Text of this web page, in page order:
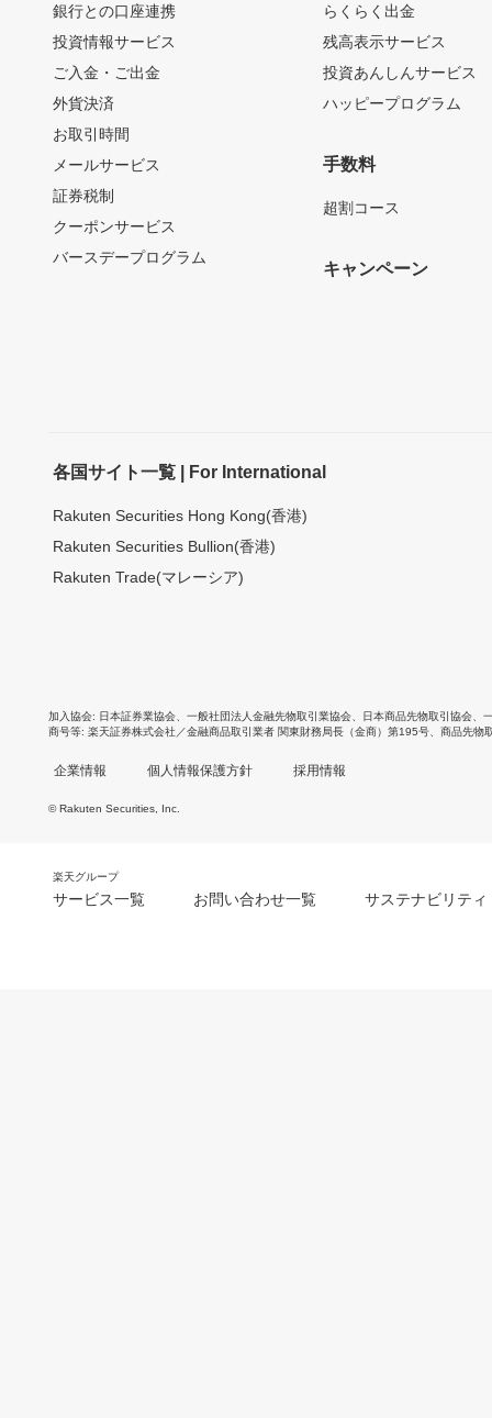
銀行との口座連携
投資情報サービス
ご入金・ご出金
外貨決済
お取引時間
メールサービス
証券税制
クーポンサービス
バースデープログラム
らくらく出金
残高表示サービス
投資あんしんサービス
ハッピープログラム
手数料
超割コース
キャンペーン
各国サイト一覧 | For International
Rakuten Securities Hong Kong(香港)
Rakuten Securities Bullion(香港)
Rakuten Trade(マレーシア)
加入協会 日本証券業協会 一般社団法人金融先物取引業協会 日本商品先物取引協会
商号等 楽天証券株式会社／金融商品取引業者 関東財務局長（金商）第195号、商品先物
企業情報 個人情報保護方針 採用情報
© Rakuten Securities, Inc.
楽天グループ
サービス一覧 お問い合わせ一覧 サステナビリティ